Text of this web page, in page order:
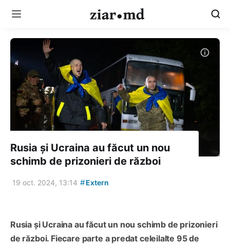
Rusia și Ucraina au făcut un nou
schimb de prizonieri de război
19 oct. 2024, 13:14 #Extern
Rusia și Ucraina au făcut un nou schimb de prizonieri
de război. Fiecare parte a predat celeilalte 95 de